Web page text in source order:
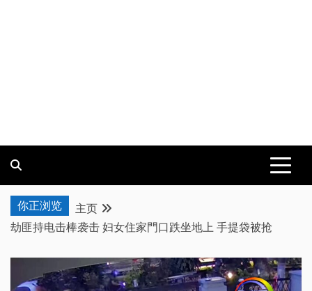
你正浏览
主页
劫匪持电击棒袭击 妇女住家門口跌坐地上 手提袋被抢